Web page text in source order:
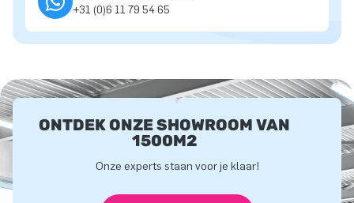
+31 (0)6 11 79 54 65
ONTDEK ONZE SHOWROOM VAN
1500M2
Onze experts staan voor je klaar!